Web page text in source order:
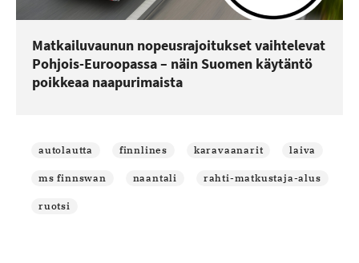
Matkailuvaunun nopeusrajoitukset vaihtelevat
Pohjois-Euroopassa – näin Suomen käytäntö
poikkeaa naapurimaista
autolautta finnlines karavaanarit laiva
ms finnswan naantali rahti-matkustaja-alus
ruotsi